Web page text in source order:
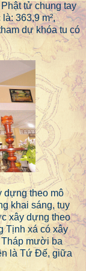
tử chung tay
363,9 m²,
dự khóa tu có
dựng theo mô
khai sáng, tuy
xây dựng theo
Tịnh xá có xây
mười ba
là Tứ Đế, giữa